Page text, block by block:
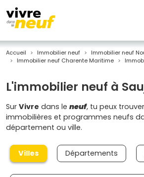
Accueil Immobilier neuf
Immobilier neuf
Immobilier neuf Charente Maritime
L'immobilier neuf à
Sur Vivre dans le neuf, tu peux
immobilières et programmes neufs
département ou ville.
Villes Départements